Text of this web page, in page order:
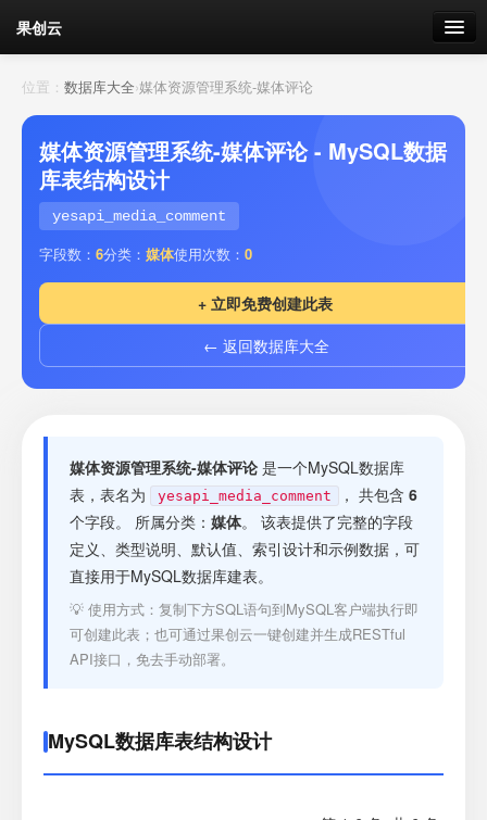
果创云
数据表单
API接口
云存储
流量 剩余接口流量
套餐
接口测试
位置： 数据库大全›媒体资源管理系统-媒体评论
媒体资源管理系统-媒体评论 - MySQL数据
库表结构设计
yesapi_media_comment
字段数： 6分类： 媒体使用次数： 0
+ 立即免费创建此表
← 返回数据库大全
媒体资源管理系统-媒体评论 是一个MySQL数据库
表，表名为
yesapi_media_comment ， 共包含 6
个字段。 所属分类： 媒体。 该表提供了完整的字段
定义、类型说明、默认值、索引设计和示例数据，可
直接用于MySQL数据库建表。
💡 使用方式：复制下方SQL语句到MySQL客户端执行即
可创建此表；也可通过果创云一键创建并生成RESTful
API接口，免去手动部署。
MySQL数据库表结构设计